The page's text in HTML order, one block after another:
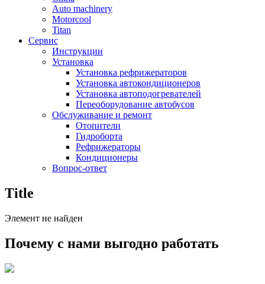
Auto machinery
Motorcool
Titan
Сервис
Инструкции
Установка
Установка рефрижераторов
Установка автокондиционеров
Установка автоподогревателей
Переоборудование автобусов
Обслуживание и ремонт
Отопители
Гидроборта
Рефрижераторы
Кондиционеры
Вопрос-ответ
Title
Элемент не найден
Почему с нами выгодно работать